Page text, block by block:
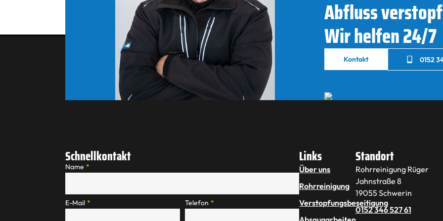
Abfluss
Wir helfen 24/7
Kontakt 0152
Schnellkontakt
Name *
E-Mail * Telefon *
Links
Über uns
Rohrreinigung
Verstopfungsbeseitigung
Standort
Rohrreinigung Rüger
Jahnstraße 8
19055 Schwerin
0152 346 527 61